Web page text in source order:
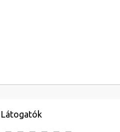
Látogatók